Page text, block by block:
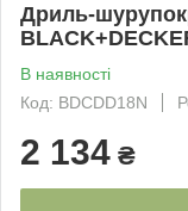
Дриль-
В наявності
Код: BDCDD18N
2 134 ₴